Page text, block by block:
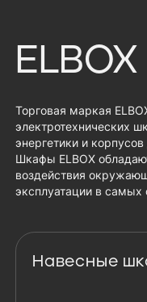
ELBOX
Торговая маркая
электротехнических
энергетики и
Шкафы ELBOX
воздействия
эксплуатации в
Навесные